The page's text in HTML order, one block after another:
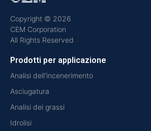
Copyright © 2026
CEM Corporation
All Rights Reserved
Prodotti per applicazione
Analisi dell'incenerimento
Asciugatura
Analisi dei grassi
Idrolisi